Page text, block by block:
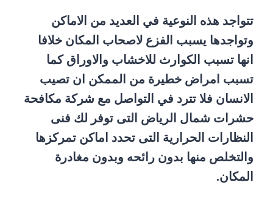
تتواجد هذه النوعية في العديد من الاماكن
وتواجدها يسبب الفزع لاصحاب المكان خلافا
انها تسبب الكوارث للاخشاب والاوراق كما
تسبب امراض خطيرة من الممكن ان تصيب
الانسان فلا تترد في التواصل مع شركة مكافحة
حشرات شمال الرياض التى توفر لك فنى
النظارات الحرارية التى تحدد اماكن تمركزها
والتخلص منها بدون رائحه وبدون مغادرة
المكان.